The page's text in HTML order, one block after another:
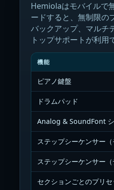
Hemiolaはモバイルで
ードすると、無制限の
バックアップ、マルチ
トップサポートが利用
機能
ピアノ鍵盤
ドラムパッド
Analog & SoundFont
ステップシーケンサー（
ステップシーケンサー（
セクションごとのプリセ